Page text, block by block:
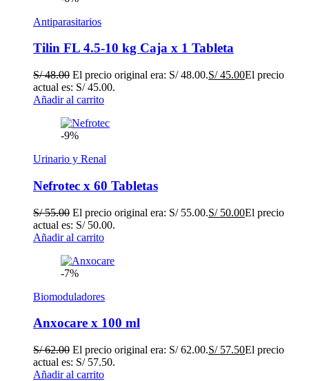
Antiparasitarios
Tilin FL 4.5-10 kg Caja x 1 Tableta
S/48.00 El precio original era: S/ 48.00.S/45.00El precio
actual es: S/ 45.00.
Añadir al carrito
-9%
Urinario y Renal
Nefrotec x 60 Tabletas
S/55.00 El precio original era: S/ 55.00.S/50.00El precio
actual es: S/ 50.00.
Añadir al carrito
-7%
Biomoduladores
Anxocare x 100 ml
S/62.00 El precio original era: S/ 62.00.S/57.50El precio
actual es: S/ 57.50.
Añadir al carrito